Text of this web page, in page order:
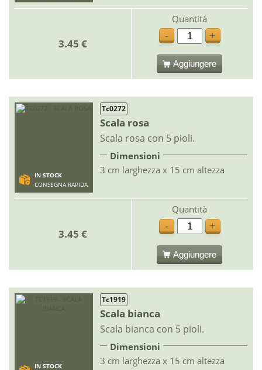
3.45 €
Quantità
-
+
Aggiungere
IN STOCK
CONSEGNA RAPIDA
Tc0272
Scala rosa
Scala rosa con 5 pioli.
Dimensioni
3 cm larghezza x 15 cm altezza
3.45 €
Quantità
-
+
Aggiungere
IN STOCK
Tc1919
Scala bianca
Scala bianca con 5 pioli.
Dimensioni
3 cm larghezza x 15 cm altezza